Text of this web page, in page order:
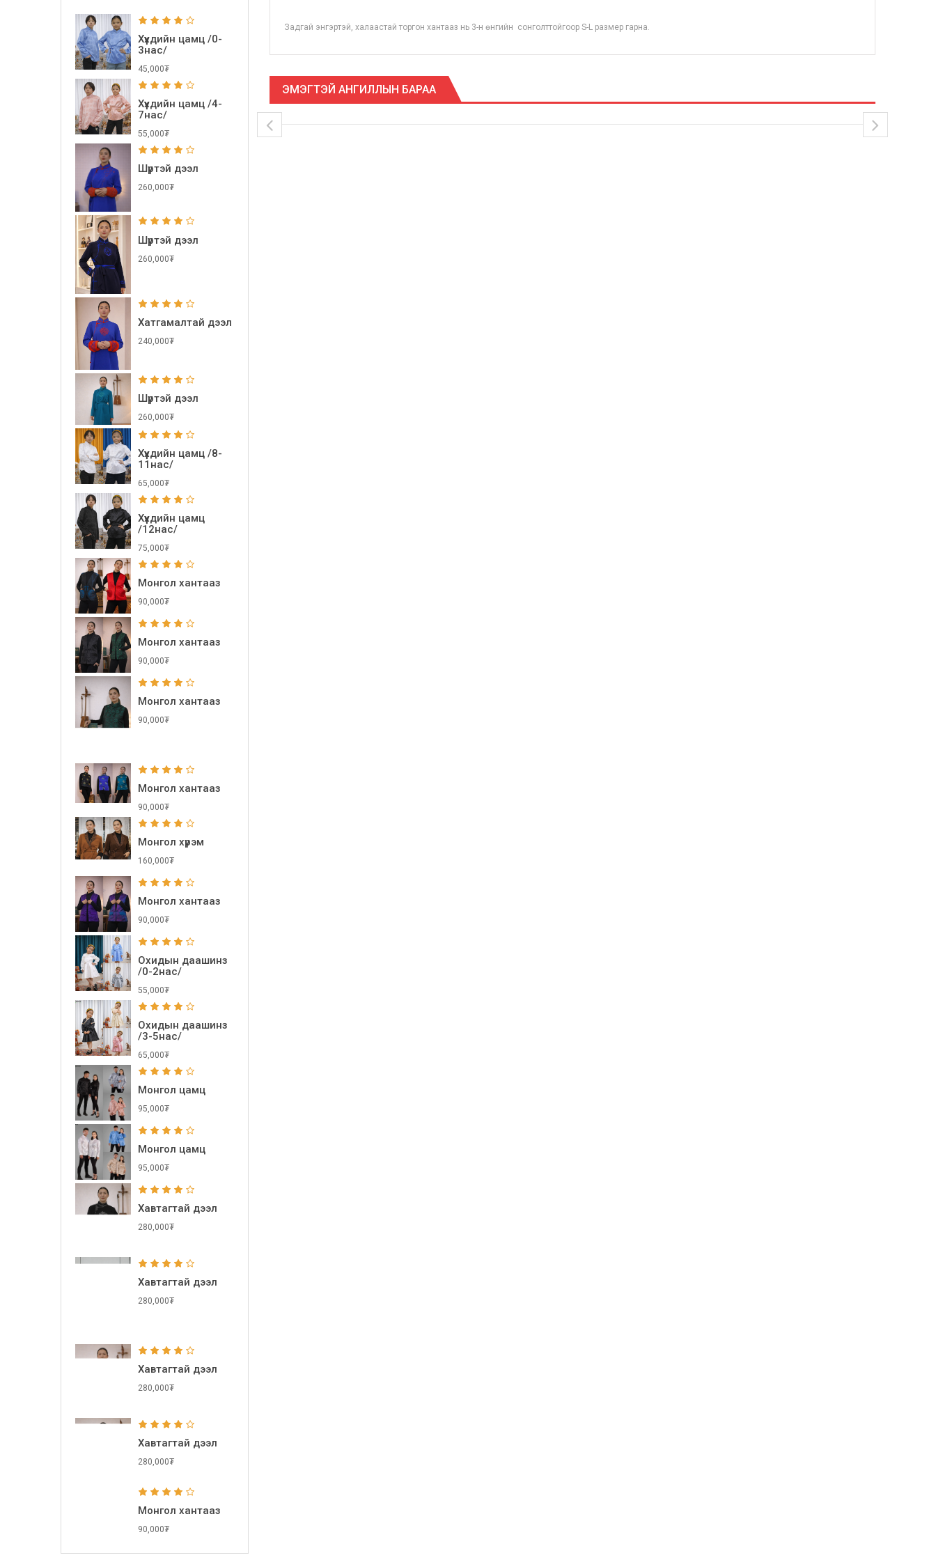
Хүүхдийн цамц /0-
3нас/
45,000₮
Хүүхдийн цамц /4-
7нас/
55,000₮
Шүртэй дээл
260,000₮
Шүртэй дээл
260,000₮
Хатгамалтай дээл
240,000₮
Шүртэй дээл
260,000₮
Хүүхдийн цамц /8-
11нас/
65,000₮
Хүүхдийн цамц
/12нас/
75,000₮
Монгол хантааз
90,000₮
Монгол хантааз
90,000₮
Монгол хантааз
90,000₮
Монгол хантааз
90,000₮
Монгол хүрэм
160,000₮
Монгол хантааз
90,000₮
Охидын даашинз
/0-2нас/
55,000₮
Охидын даашинз
/3-5нас/
65,000₮
Монгол цамц
95,000₮
Монгол цамц
95,000₮
Хавтагтай дээл
280,000₮
Хавтагтай дээл
280,000₮
Хавтагтай дээл
280,000₮
Хавтагтай дээл
280,000₮
Монгол хантааз
90,000₮
Задгай энгэртэй, халаастай торгон хантааз нь 3-н өнгийн сонголттойгоор S-L размер гарна.
ЭМЭГТЭЙ АНГИЛЛЫН БАРАА